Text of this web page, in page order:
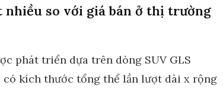
nhiều so với giá bán ở thị trường
phát triển dựa trên dòng SUV GLS
kích thước tổng thể lần lượt dài x rộng